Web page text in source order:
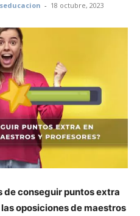
- 18 octubre, 2023
de conseguir puntos extra
oposiciones de maestros